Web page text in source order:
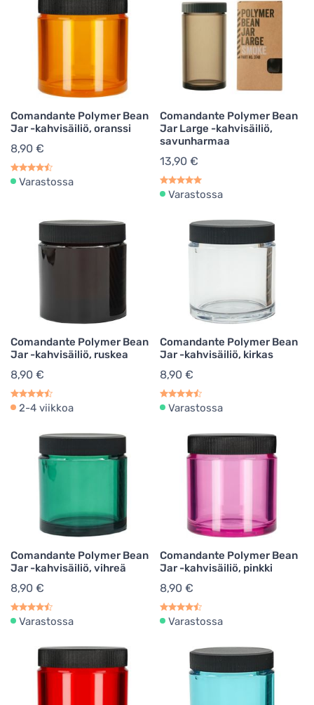
Comandante Polymer Bean
Jar -kahvisäiliö, oranssi
8,90 €
Varastossa
Comandante Polymer Bean
Jar Large -kahvisäiliö,
savunharmaa
13,90 €
Varastossa
Comandante Polymer Bean
Jar -kahvisäiliö, ruskea
8,90 €
2-4 viikkoa
Comandante Polymer Bean
Jar -kahvisäiliö, kirkas
8,90 €
Varastossa
Comandante Polymer Bean
Jar -kahvisäiliö, vihreä
8,90 €
Varastossa
Comandante Polymer Bean
Jar -kahvisäiliö, pinkki
8,90 €
Varastossa